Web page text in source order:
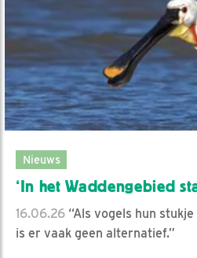
Nieuws
‘In het Waddengebied
16.06.26 “Als vogels hun
is er vaak geen alternatief.”